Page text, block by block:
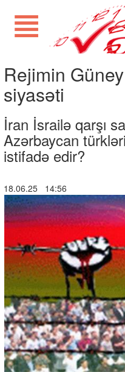
Rejimin
siyasəti
İran İsrailə qarşı
Azərbaycan
istifadə edir?
18.06.25 14:56